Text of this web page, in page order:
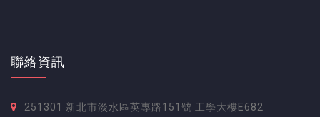
聯絡資訊
251301 新北市淡水區英專路151號 工學大樓E682